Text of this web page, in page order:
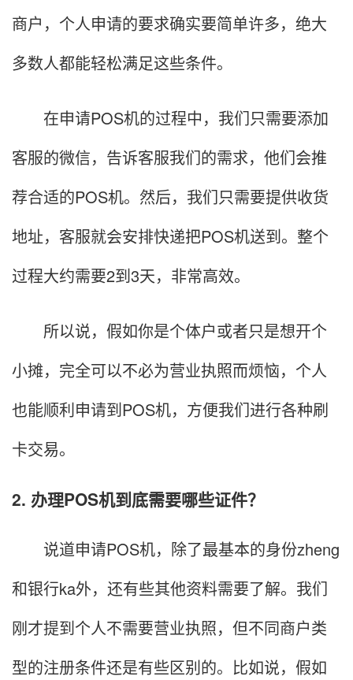
商户，个人申请的要求确实要简单许多，绝大
多数人都能轻松满足这些条件。
在申请POS机的过程中，我们只需要添加
客服的微信，告诉客服我们的需求，他们会推
荐合适的POS机。然后，我们只需要提供收货
地址，客服就会安排快递把POS机送到。整个
过程大约需要2到3天，非常高效。
所以说，假如你是个体户或者只是想开个
小摊，完全可以不必为营业执照而烦恼，个人
也能顺利申请到POS机，方便我们进行各种刷
卡交易。
2. 办理POS机到底需要哪些证件？
说道申请POS机，除了最基本的身份zheng
和银行ka外，还有些其他资料需要了解。我们
刚才提到个人不需要营业执照，但不同商户类
型的注册条件还是有些区别的。比如说，假如